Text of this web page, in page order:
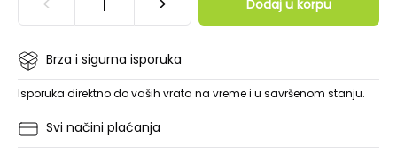
Dodaj u korpu
Brza i sigurna isporuka
Isporuka direktno do vaših vrata na vreme i u savršenom stanju.
Svi načini plaćanja